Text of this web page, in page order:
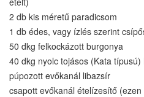
2 db kis méretű paradicsom
1 db édes, vagy ízlés szerint
50 dkg felkockázott burgonya
40 dkg nyolc tojásos (Kata típusú)
púpozott evőkanál libazsír
csapott evőkanál ételízesítő